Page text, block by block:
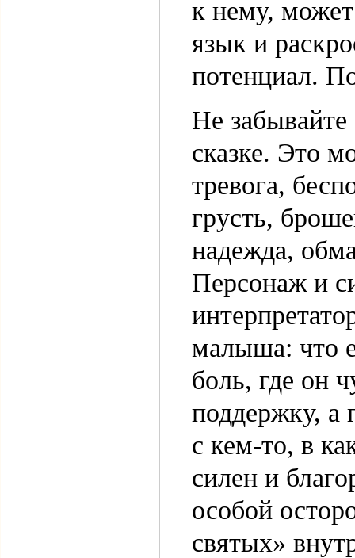
к нему,
язык и
потенциал.
Не забывайте
сказке. Это
тревога,
грусть,
надежда,
Персонаж и
малыша: что
боль, где он
поддержку, а
с кем-то, в
силен и
особой
святых»